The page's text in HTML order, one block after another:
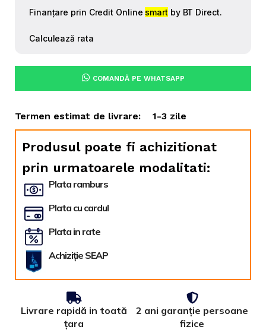
COMANDĂ PE WHATSAPP
Termen estimat de livrare: 1-3 zile
Produsul poate fi achizitionat
prin urmatoarele modalitati:
Plata ramburs
Plata cu cardul
Plata in rate
Achiziție SEAP
Livrare rapidă in toată
țara
2 ani garanție persoane
fizice